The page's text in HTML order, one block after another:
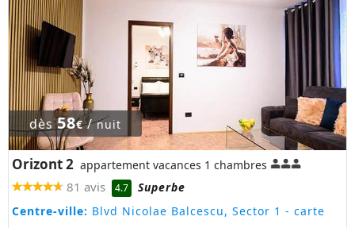
dès58€/nuit
Orizont 2 appartement vacances 1 chambres
81 avis 4.7
Superbe
Centre-ville: Blvd Nicolae Balcescu, Sector 1 - carte